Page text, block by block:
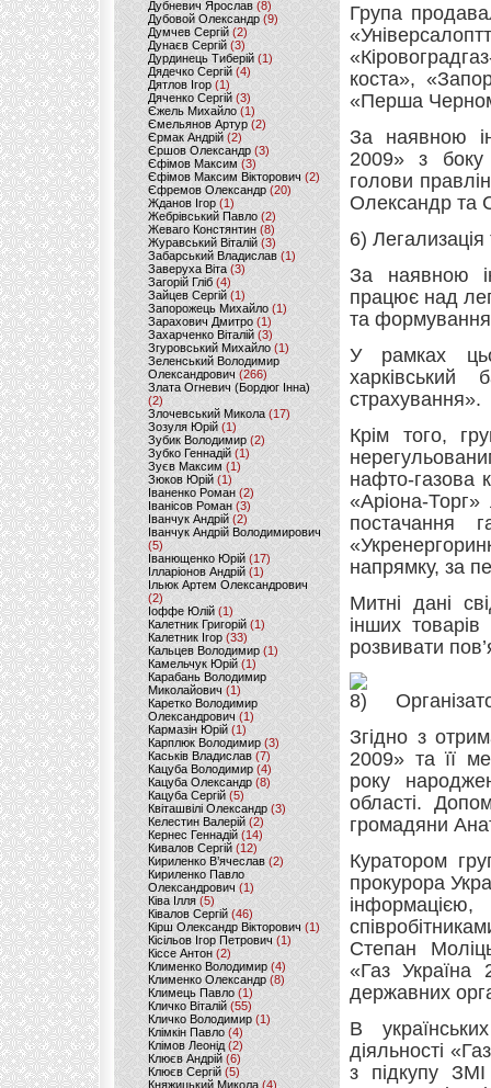
Дубневич Ярослав (8)
Дубовой Олександр(9)
Думчев Сергій (2)
Дунаєв Сергій(3)
Дурдинець Тиберій (1)
Дядечко Сергій (4)
Дятлов Ігор (1)
Дяченко Сергій (3)
Єжель Михайло (1)
Ємельянов Артур (2)
Єрмак Андрій (2)
Єршов Олександр (3)
Єфімов Максим (3)
Єфімов Максим Вікторович (2)
Єфремов Олександр (20)
Жданов Ігор (1)
Жебрівський Павло (2)
Жеваго Констянтин (8)
Журавський Віталій (3)
Забарський Владислав (1)
Заверуха Віта (3)
Загорій Гліб (4)
Зайцев Сергій(1)
Запорожець Михайло (1)
Зарахович Дмитро (1)
Захарченко Віталій (3)
Згуровський Михайло (1)
Зеленський Володимир
Олександрович (266)
Злата Огневич (Бордюг Інна)
(2)
Злочевський Микола(17)
Зозуля Юрій (1)
Зубик Володимир (2)
Зубко Геннадій (1)
Зуєв Максим(1)
Зюков Юрій (1)
Іваненко Роман (2)
Іванісов Роман (3)
Іванчук Андрій(2)
Іванчук Андрій Володимирович
(5)
Іванющенко Юрій (17)
Ілларіонов Андрій (1)
Ільюк Артем Олександрович
(2)
Іоффе Юлій (1)
Калетник Григорій(1)
Калетник Ігор (33)
Кальцев Володимир(1)
Камельчук Юрій (1)
Карабань Володимир
Миколайович (1)
Каретко Володимир
Олександрович (1)
Кармазін Юрій(1)
Карплюк Володимир(3)
Каськів Владислав (7)
Кацуба Володимир (4)
Кацуба Олександр (8)
Кацуба Сергій (5)
Квіташвілі Олександр(3)
Келестин Валерій(2)
Кернес Геннадій (14)
Кивалов Сергій (12)
Кириленко В’ячеслав (2)
Кириленко Павло
Олександрович (1)
Ківа Ілля (5)
Ківалов Сергій(46)
Кірш Олександр Вікторович (1)
Кісільов Ігор Петрович (1)
Кіссе Антон (2)
Клименко Володимир(4)
Клименко Олександр (8)
Климець Павло (1)
Кличко Віталій(55)
Кличко Володимир (1)
Клімкін Павло (4)
Клімов Леонід(2)
Клюєв Андрій(6)
Клюєв Сергій (5)
Княжицький Микола(4)
Група
коста»,
«Перша
За наявною
2009» з боку
голови
Олександр та
6)
За наявною
працює над
та
У рамках
страхування».
Крім того,
нафто-газова
«Аріона-
напрямку, за
Митні дані
інших
розвивати
Згідно з
2009» та її
року
області.
громадяни
Куратором
прокурора
Степан
«Газ Україна
державних
В
діяльності
з підкупу